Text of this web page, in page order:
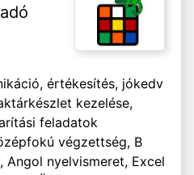
értékesítés, jókedv
kezelése,
feladatok
végzettség, B
Angol nyelvismeret, Excel